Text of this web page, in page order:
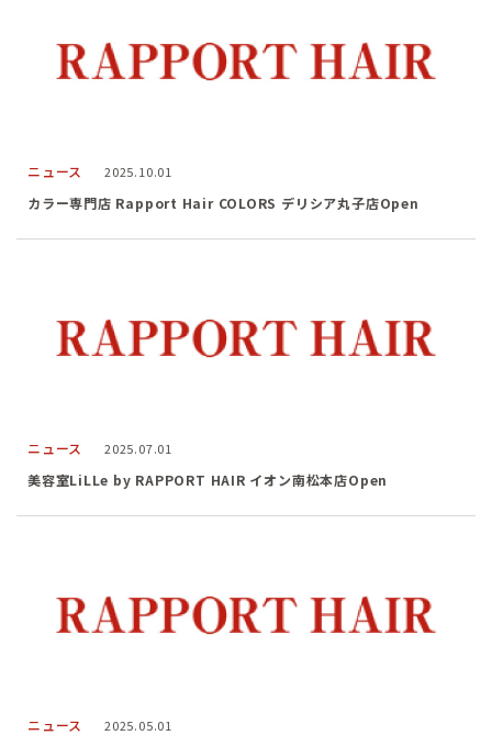
ニュース 2025.10.01
カラー専門店 Rapport Hair COLORS デリシア丸子店Open
ニュース 2025.07.01
美容室LiLLe by RAPPORT HAIR イオン南松本店Open
ニュース 2025.05.01